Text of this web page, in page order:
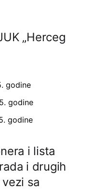
„Herceg
godine
godine
godine
i lista
i drugih
sa